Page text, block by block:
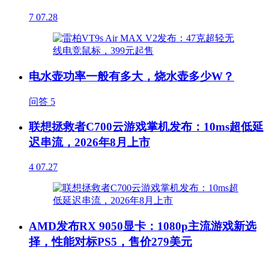
7 07.28
电水壶功率一般有多大，烧水壶多少W？
问答 5
联想拯救者C700云游戏掌机发布：10ms超低延
迟串流，2026年8月上市
4 07.27
AMD发布RX 9050显卡：1080p主流游戏新选
择，性能对标PS5，售价279美元